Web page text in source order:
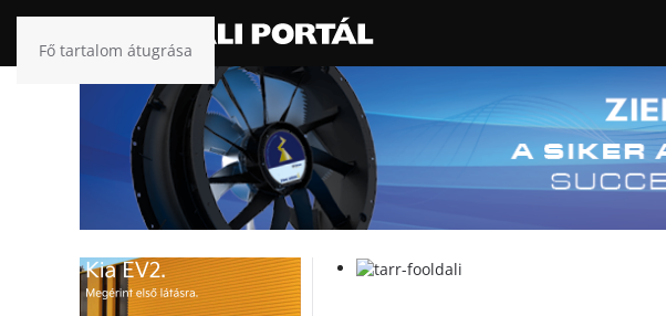
Fő tartalom átugrása